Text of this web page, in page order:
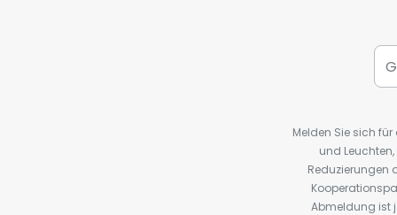
Melden Sie sich
und
Reduzierungen
Abmeldung ist